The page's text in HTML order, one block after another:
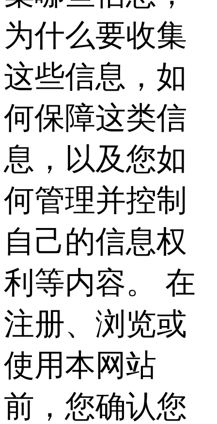
为什么要收集
这些信息，如
何保障这类信
息，以及您如
何管理并控制
自己的信息权
利等内容。 在
注册、浏览或
使用本网站
前，您确认您